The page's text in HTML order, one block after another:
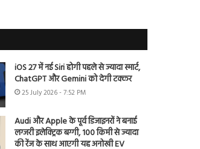
iOS 27 में नई Siri होगी पहले से ज्यादा स्मार्ट,
ChatGPT और Gemini को देगी टक्कर
25 July 2026 - 7:52 PM
Audi और Apple के पूर्व डिजाइनरों ने बनाई
लग्जरी इलेक्ट्रिक बग्गी, 100 किमी से ज्यादा
की रेंज के साथ आएगी यह अनोखी EV